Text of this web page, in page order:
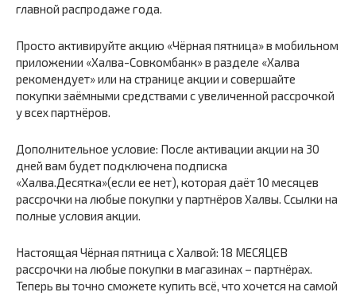
главной распродаже года.
Просто активируйте акцию «Чёрная пятница» в мобильном
приложении «Халва-Совкомбанк» в разделе «Халва
рекомендует» или на странице акции и совершайте
покупки заёмными средствами с увеличенной рассрочкой
у всех партнёров.
Дополнительное условие: После активации акции на 30
дней вам будет подключена подписка
«Халва.Десятка»(если ее нет), которая даёт 10 месяцев
рассрочки на любые покупки у партнёров Халвы. Ссылки на
полные условия акции.
Настоящая Чёрная пятница с Халвой: 18 МЕСЯЦЕВ
рассрочки на любые покупки в магазинах – партнёрах.
Теперь вы точно сможете купить всё, что хочется на самой